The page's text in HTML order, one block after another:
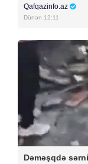
Qafqazinfo.az
Dünən 12:11
Dəməşqdə